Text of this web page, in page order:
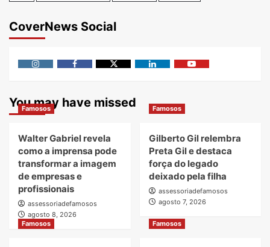
CoverNews Social
You may have missed
Famosos
Walter Gabriel revela
como a imprensa pode
transformar a imagem
de empresas e
profissionais
assessoriadefamosos
agosto 8, 2026
Famosos
Gilberto Gil relembra
Preta Gil e destaca
força do legado
deixado pela filha
assessoriadefamosos
agosto 7, 2026
Famosos Famosos